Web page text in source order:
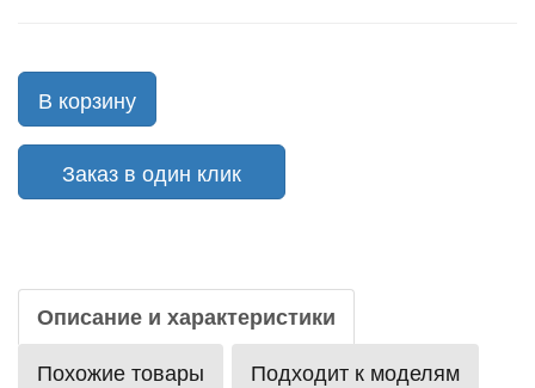
В корзину
Заказ в один клик
Описание и характеристики
Похожие товары
Подходит к моделям